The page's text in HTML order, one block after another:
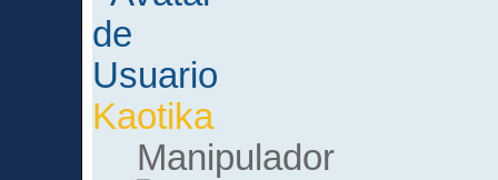
Kaotika
Manipulador